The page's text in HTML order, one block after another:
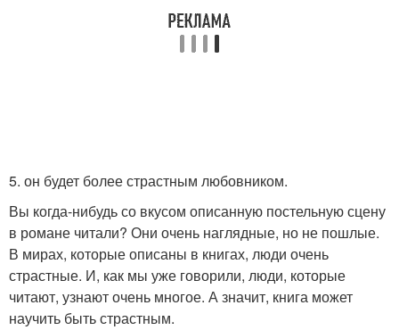
5. он будет более страстным любовником.
Вы когда-нибудь со вкусом описанную постельную сцену
в романе читали? Они очень наглядные, но не пошлые.
В мирах, которые описаны в книгах, люди очень
страстные. И, как мы уже говорили, люди, которые
читают, узнают очень многое. А значит, книга может
научить быть страстным.